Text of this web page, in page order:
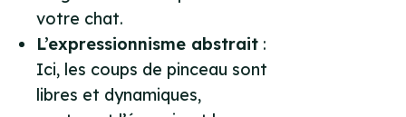
votre chat.
L’expressionnisme abstrait :
Ici, les coups de pinceau sont
libres et dynamiques,